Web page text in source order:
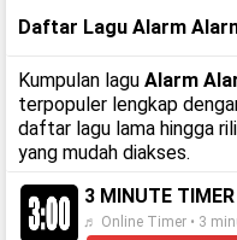
Daftar Lagu Alarm
Kumpulan lagu Alarm
terpopuler lengkap
daftar lagu lama hingga
yang mudah diakses.
3 MINUTE
♬ Online Timer • 3